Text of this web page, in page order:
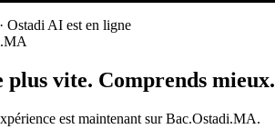
est en ligne
Ostadi AI est en ligne
plus vite. Comprends mieux.
est maintenant sur Bac.Ostadi.MA.